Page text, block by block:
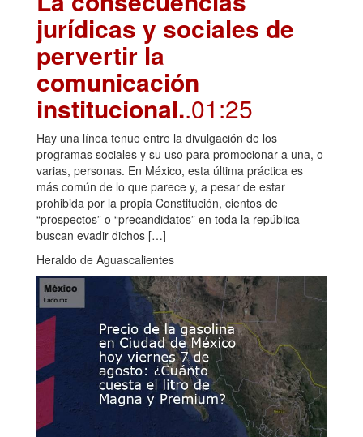
jurídicas y sociales de
pervertir la
comunicación
institucional..01:25
Hay una línea tenue entre la divulgación de los
programas sociales y su uso para promocionar a una, o
varias, personas. En México, esta última práctica es
más común de lo que parece y, a pesar de estar
prohibida por la propia Constitución, cientos de
“prospectos” o “precandidatos” en toda la república
buscan evadir dichos […]
Heraldo de Aguascalientes